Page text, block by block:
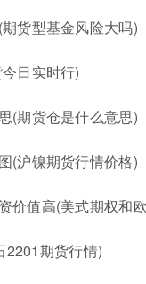
货型基金风险大吗)
日实时行)
(期货仓是什么意思)
(沪镍期货行情价格)
价值高(美式期权和
2201期货行情)